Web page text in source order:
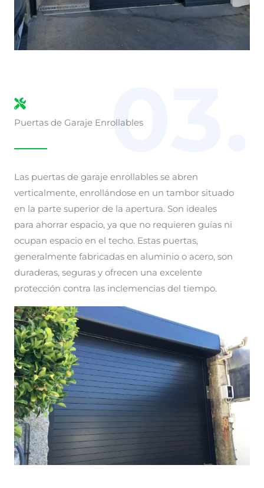
Puertas de Garaje Enrollables03.
Las puertas de garaje enrollables se abren
verticalmente, enrollándose en un tambor situado
en la parte superior de la apertura. Son ideales
para ahorrar espacio, ya que no requieren guías ni
ocupan espacio en el techo. Estas puertas,
generalmente fabricadas en aluminio o acero, son
duraderas, seguras y ofrecen una excelente
protección contra las inclemencias del tiempo.